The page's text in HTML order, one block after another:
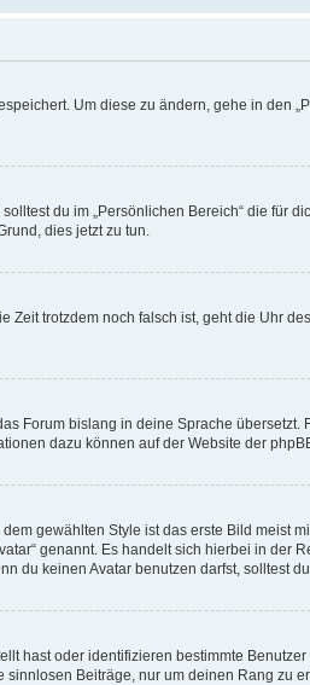
Um diese zu ändern, gehe in den
du im „Persönlichen Bereich“ die für
dies jetzt zu tun.
trotzdem noch falsch ist, geht die Uhr
Forum bislang in deine Sprache
dazu können auf der Website der
gewählten Style ist das erste Bild meist
genannt. Es handelt sich hierbei in
du keinen Avatar benutzen darfst, solltest
hast oder identifizieren bestimmte
Beiträge, nur um deinen Rang